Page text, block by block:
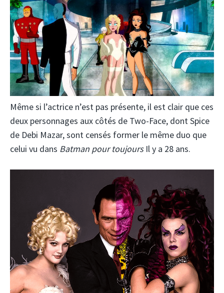
Même si l’actrice n’est pas présente, il est clair que ces
deux personnages aux côtés de Two-Face, dont Spice
de Debi Mazar, sont censés former le même duo que
celui vu dans Batman pour toujoursIl y a 28 ans.